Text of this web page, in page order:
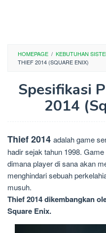
HOMEPAGE / KEBUTUHAN
THIEF 2014 (SQUARE ENIX)
Spesifikasi
2014
Thief 2014 adalah game
hadir sejak tahun 1998.
dimana player di sana akan
menghindari sebuah
musuh.
Thief 2014 dikembangkan
Square Enix.